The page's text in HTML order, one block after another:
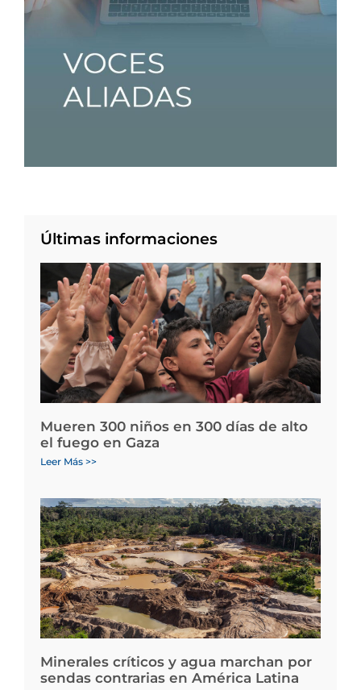
Últimas informaciones
Mueren 300 niños en 300 días de alto
el fuego en Gaza
Leer Más >>
Minerales críticos y agua marchan por
sendas contrarias en América Latina